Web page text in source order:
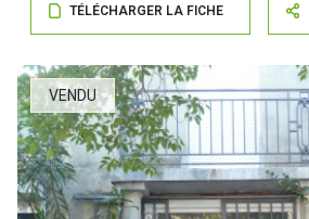
TÉLÉCHARGER LA FICHE
VENDU